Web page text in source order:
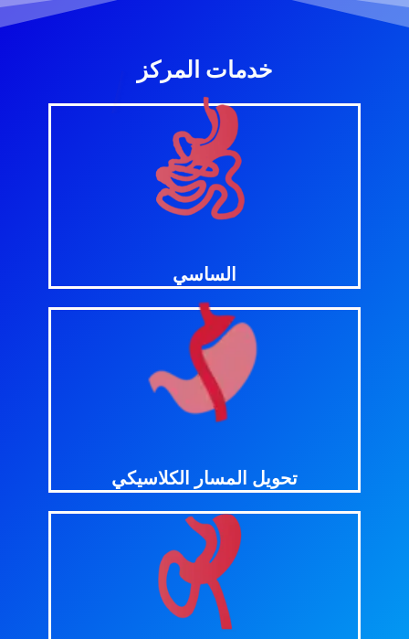
خدمات المركز
الساسي
القضاء على السمنة المفرطة و مضاعفاتها بدون
الحاجة الي
اضغط للمزيد
تحويل المسار الكلاسيكي
عملية تحويل مسار المعدة الكلاسيكى ؟
اضغط للمزيد
المرشح الأمثل لعملية تحويل المسار؟
اضغط للمزيد